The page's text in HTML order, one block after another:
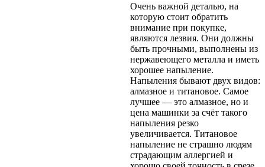
Очень важной деталью, на
которую стоит обратить
внимание при покупке,
являются лезвия. Они должны
быть прочными, выполнены из
нержавеющего металла и иметь
хорошее напыление.
Напыления бывают двух видов:
алмазное и титановое. Самое
лучшее — это алмазное, но и
цена машинки за счёт такого
напыления резко
увеличивается. Титановое
напыление не страшно людям
страдающим аллергией и